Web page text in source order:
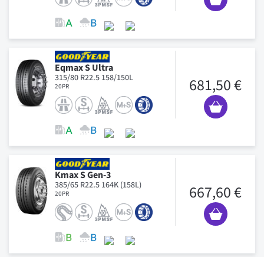
Eqmax S Ultra
315/80 R22.5 158/150L
20PR 681,50 €
Kmax S Gen-3
385/65 R22.5 164K (158L)
20PR 667,60 €